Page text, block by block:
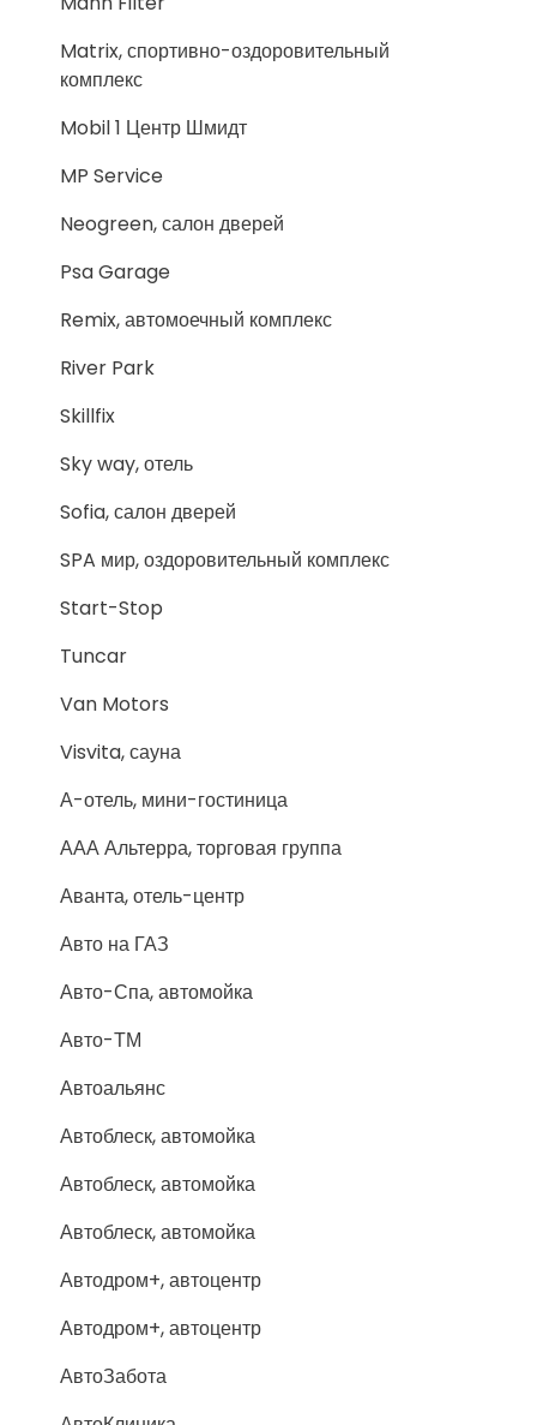
Matrix, спортивно-оздоровительный
комплекс
Mobil 1 Центр Шмидт
MP Service
Neogreen, салон дверей
Psa Garage
Remix, автомоечный комплекс
River Park
Skillfix
Sky way, отель
Sofia, салон дверей
SPA мир, оздоровительный комплекс
Start-Stop
Tuncar
Van Motors
Visvita, сауна
А-отель, мини-гостиница
ААА Альтерра, торговая группа
Аванта, отель-центр
Авто на ГАЗ
Авто-Спа, автомойка
Авто-ТМ
Автоальянс
Автоблеск, автомойка
Автоблеск, автомойка
Автоблеск, автомойка
Автодром+, автоцентр
Автодром+, автоцентр
АвтоЗабота